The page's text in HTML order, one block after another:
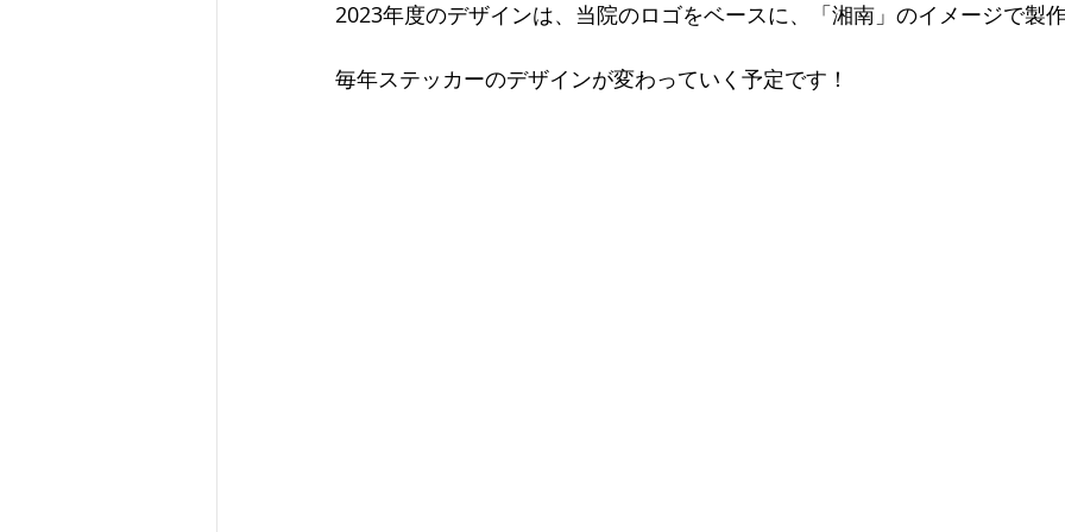
2023年度のデザインは、当院のロゴをベースに、「湘南」のイメージで製
毎年ステッカーのデザインが変わっていく予定です！